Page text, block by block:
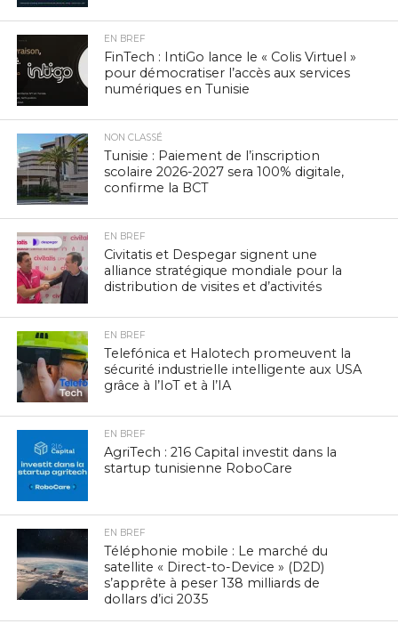
EN BREF
FinTech : IntiGo lance le « Colis Virtuel »
pour démocratiser l’accès aux services
numériques en Tunisie
NON CLASSÉ
Tunisie : Paiement de l’inscription
scolaire 2026-2027 sera 100% digitale,
confirme la BCT
EN BREF
Civitatis et Despegar signent une
alliance stratégique mondiale pour la
distribution de visites et d’activités
EN BREF
Telefónica et Halotech promeuvent la
sécurité industrielle intelligente aux USA
grâce à l’IoT et à l’IA
EN BREF
AgriTech : 216 Capital investit dans la
startup tunisienne RoboCare
EN BREF
Téléphonie mobile : Le marché du
satellite « Direct-to-Device » (D2D)
s’apprête à peser 138 milliards de
dollars d’ici 2035